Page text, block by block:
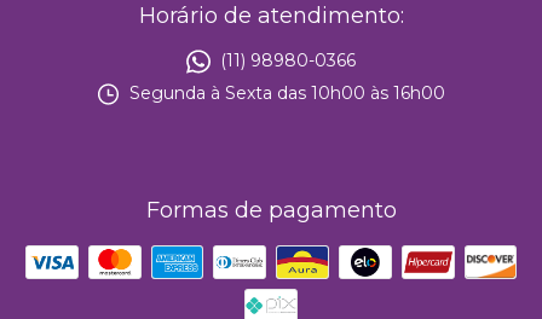
Horário de atendimento:
(11) 98980-0366
Segunda à Sexta das 10h00 às 16h00
Formas de pagamento